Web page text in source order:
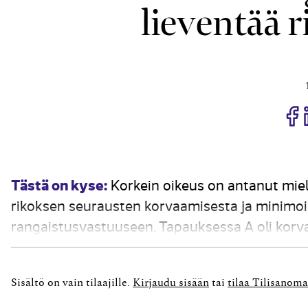
lieventää
Tästä on kyse: Korkein oikeus on antanut
rikoksen seurausten korvaamisesta ja
rangaistusvastuuseen. Tapauksessa A oli
Verohallinnolle huomattavan määrän
Sisältö on vain tilaajille. Kirjaudu sisään tai tilaa